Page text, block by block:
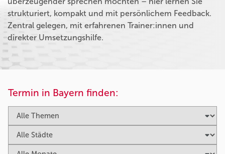
strukturiert, kompakt und mit persönlichem Feedback.
Zentral gelegen, mit erfahrenen Trainer:innen und
direkter Umsetzungshilfe.
Termin in Bayern finden: